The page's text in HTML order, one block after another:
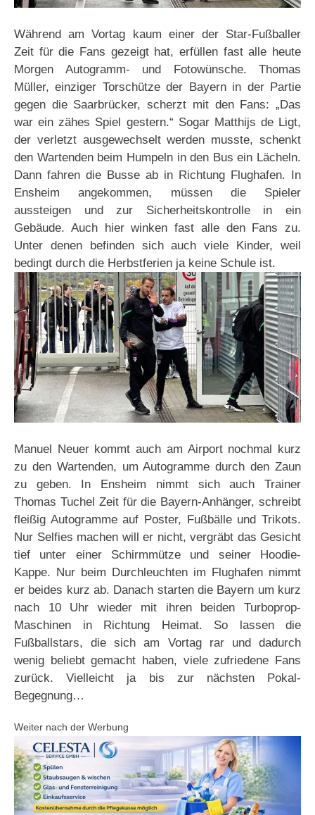
Während am Vortag kaum einer der Star-Fußballer
Zeit für die Fans gezeigt hat, erfüllen fast alle heute
Morgen Autogramm- und Fotowünsche. Thomas
Müller, einziger Torschütze der Bayern in der Partie
gegen die Saarbrücker, scherzt mit den Fans: „Das
war ein zähes Spiel gestern.“ Sogar Matthijs de Ligt,
der verletzt ausgewechselt werden musste, schenkt
den Wartenden beim Humpeln in den Bus ein Lächeln.
Dann fahren die Busse ab in Richtung Flughafen. In
Ensheim angekommen, müssen die Spieler
aussteigen und zur Sicherheitskontrolle in ein
Gebäude. Auch hier winken fast alle den Fans zu.
Unter denen befinden sich auch viele Kinder, weil
bedingt durch die Herbstferien ja keine Schule ist.
Manuel Neuer kommt auch am Airport nochmal kurz
zu den Wartenden, um Autogramme durch den Zaun
zu geben. In Ensheim nimmt sich auch Trainer
Thomas Tuchel Zeit für die Bayern-Anhänger, schreibt
fleißig Autogramme auf Poster, Fußbälle und Trikots.
Nur Selfies machen will er nicht, vergräbt das Gesicht
tief unter einer Schirmmütze und seiner Hoodie-
Kappe. Nur beim Durchleuchten im Flughafen nimmt
er beides kurz ab. Danach starten die Bayern um kurz
nach 10 Uhr wieder mit ihren beiden Turboprop-
Maschinen in Richtung Heimat. So lassen die
Fußballstars, die sich am Vortag rar und dadurch
wenig beliebt gemacht haben, viele zufriedene Fans
zurück. Vielleicht ja bis zur nächsten Pokal-
Begegnung…
Weiter nach der Werbung